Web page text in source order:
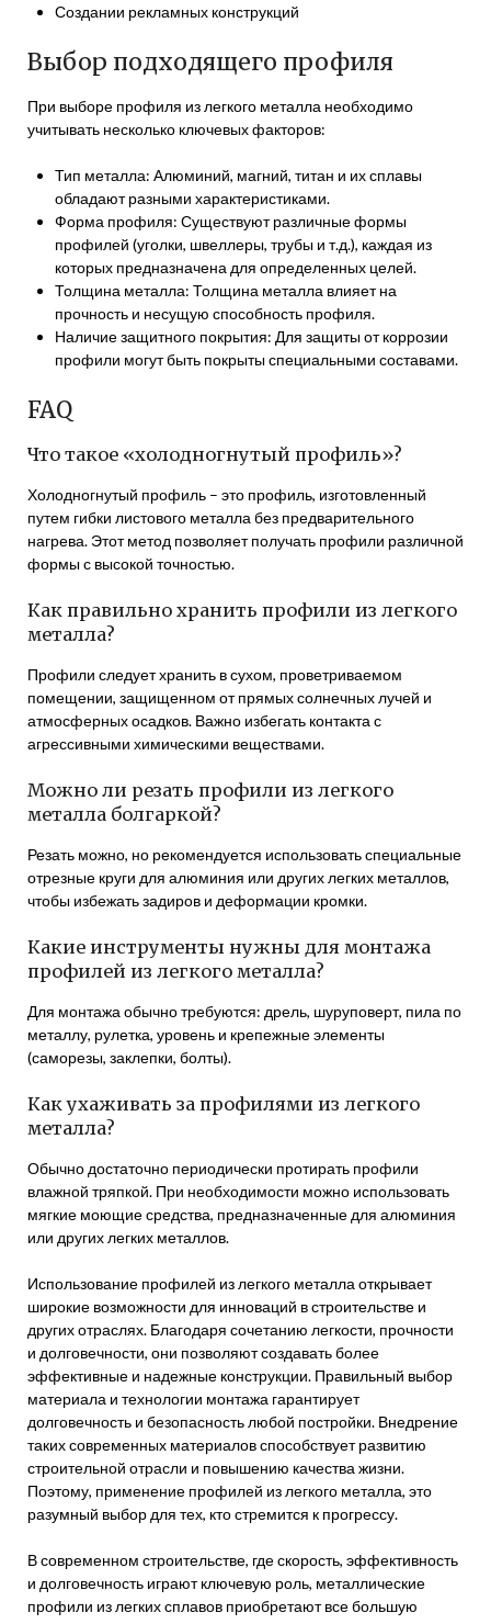
Создании рекламных конструкций
Выбор подходящего профиля
При выборе профиля из легкого металла необходимо
учитывать несколько ключевых факторов:
Тип металла: Алюминий, магний, титан и их сплавы
обладают разными характеристиками.
Форма профиля: Существуют различные формы
профилей (уголки, швеллеры, трубы и т.д.), каждая из
которых предназначена для определенных целей.
Толщина металла: Толщина металла влияет на
прочность и несущую способность профиля.
Наличие защитного покрытия: Для защиты от коррозии
профили могут быть покрыты специальными составами.
FAQ
Что такое «холодногнутый профиль»?
Холодногнутый профиль – это профиль, изготовленный
путем гибки листового металла без предварительного
нагрева. Этот метод позволяет получать профили различной
формы с высокой точностью.
Как правильно хранить профили из легкого
металла?
Профили следует хранить в сухом, проветриваемом
помещении, защищенном от прямых солнечных лучей и
атмосферных осадков. Важно избегать контакта с
агрессивными химическими веществами.
Можно ли резать профили из легкого
металла болгаркой?
Резать можно, но рекомендуется использовать специальные
отрезные круги для алюминия или других легких металлов,
чтобы избежать задиров и деформации кромки.
Какие инструменты нужны для монтажа
профилей из легкого металла?
Для монтажа обычно требуются: дрель, шуруповерт, пила по
металлу, рулетка, уровень и крепежные элементы
(саморезы, заклепки, болты).
Как ухаживать за профилями из легкого
металла?
Обычно достаточно периодически протирать профили
влажной тряпкой. При необходимости можно использовать
мягкие моющие средства, предназначенные для алюминия
или других легких металлов.
Использование профилей из легкого металла открывает
широкие возможности для инноваций в строительстве и
других отраслях. Благодаря сочетанию легкости, прочности
и долговечности, они позволяют создавать более
эффективные и надежные конструкции. Правильный выбор
материала и технологии монтажа гарантирует
долговечность и безопасность любой постройки. Внедрение
таких современных материалов способствует развитию
строительной отрасли и повышению качества жизни.
Поэтому, применение профилей из легкого металла, это
разумный выбор для тех, кто стремится к прогрессу.
В современном строительстве, где скорость, эффективность
и долговечность играют ключевую роль, металлические
профили из легких сплавов приобретают все большую